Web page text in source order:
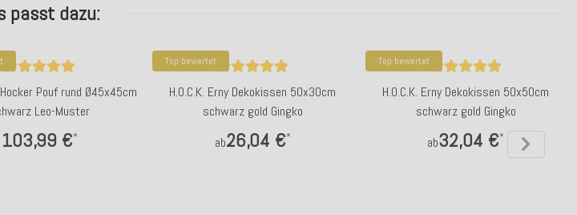
passt dazu:
Hocker Pouf rund Ø45x45cm
Leo-Muster
103,99 €*
Top bewertet
H.O.C.K. Erny Dekokissen 50x30cm
schwarz gold Gingko
ab26,04 €*
Top bewertet
H.O.C.K. Erny Dekokissen 50x50cm
schwarz gold Gingko
ab32,04 €*